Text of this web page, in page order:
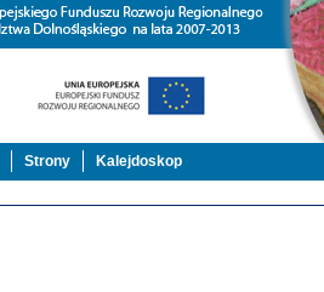
Strony Kalejdoskop